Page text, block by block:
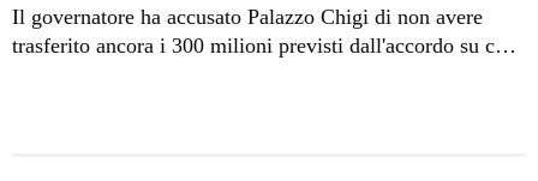
Il governatore ha accusato Palazzo Chigi di non avere
trasferito ancora i 300 milioni previsti dall'accordo su cui